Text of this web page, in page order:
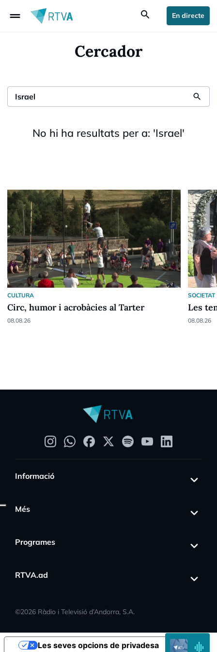
drag_handle search En directe
Cercador
search
No hi ha resultats per a: 'Israel'
CULTURA
Circ, humor i acrobàcies al Tarter
08.08.26
SOCIETAT
Les
08.08.26
Informació
Més
Programes
RTVA.ad
©2026 Ràdio i Televisió d’Andorra, S.A.
EN
DIRECTELes seves opcions de privadesa